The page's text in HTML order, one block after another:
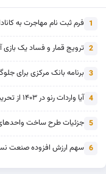
1 فرم ثبت نام مهاجرت به
2 ترویج قمار و فساد یک بازی
3 برنامه بانک مرکزی برای
4 آیا واردات رنو در ۱۴۰۳ از تحریم خارج شده است؟
5 جزئیات طرح ساخت
6 سهم ارزش افزوده صنعت